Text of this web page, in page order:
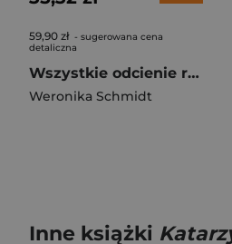
59,90 zł - sugerowana cena
detaliczna
Wszystkie odcienie różu
Weronika Schmidt
Inne książki